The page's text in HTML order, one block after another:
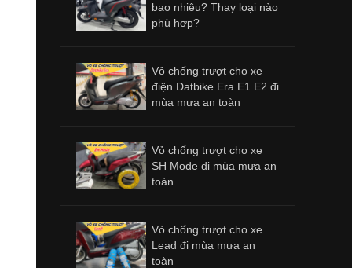
bao nhiêu? Thay loại nào
phù hợp?
Vỏ chống trượt cho xe
điện Datbike Era E1 E2 đi
mùa mưa an toàn
Vỏ chống trượt cho xe
SH Mode đi mùa mưa an
toàn
Vỏ chống trượt cho xe
Lead đi mùa mưa an
toàn